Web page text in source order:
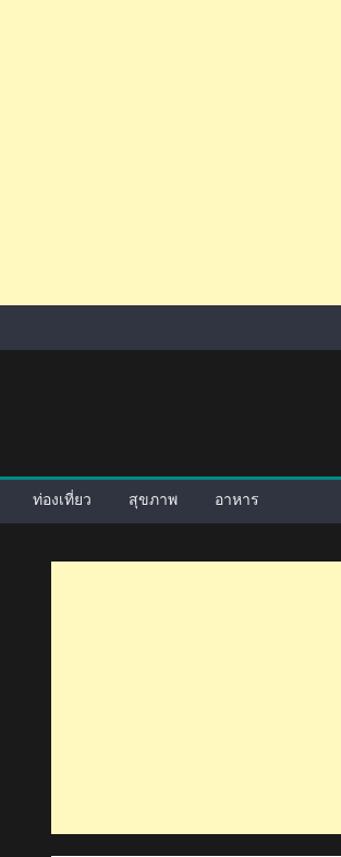
ท่องเที่ยว สุขภาพ อาหาร